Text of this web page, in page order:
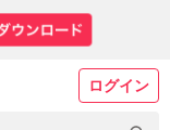
ログイン